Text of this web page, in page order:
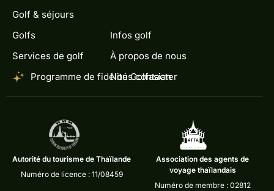
Golf & séjours
Golfs
Services de golf
Programme de fidélité Golfasian
Infos golf
À propos de nous
Nous contacter
Autorité du tourisme de Thaïlande
Numéro de licence : 11/08459
Association des agents de
voyage thaïlandais
Numéro de membre : 02812